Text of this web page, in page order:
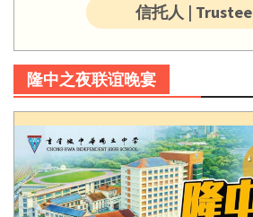
信托人 | Trustee
隆中之夜联谊晚宴